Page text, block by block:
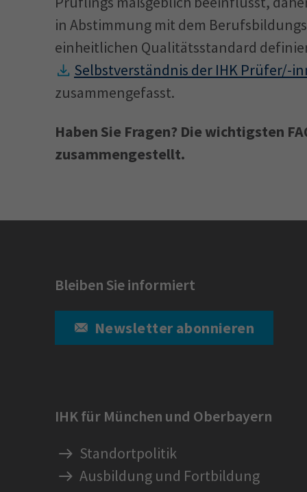
in Abstimmung mit dem
einheitlichen Qualitätsstandard
Selbstverständnis der IHK Prüfer/-
zusammengefasst.
Haben Sie Fragen? Die wichtigsten
zusammengestellt.
Bleiben Sie informiert
Newsletter abonnieren
IHK für München und Oberbayern
Standortpolitik
Ausbildung und Fortbildung